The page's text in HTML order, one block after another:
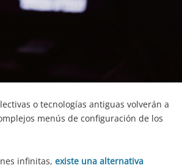
o tecnologías antiguas volverán a
menús de configuración de los
infinitas, existe una alternativa